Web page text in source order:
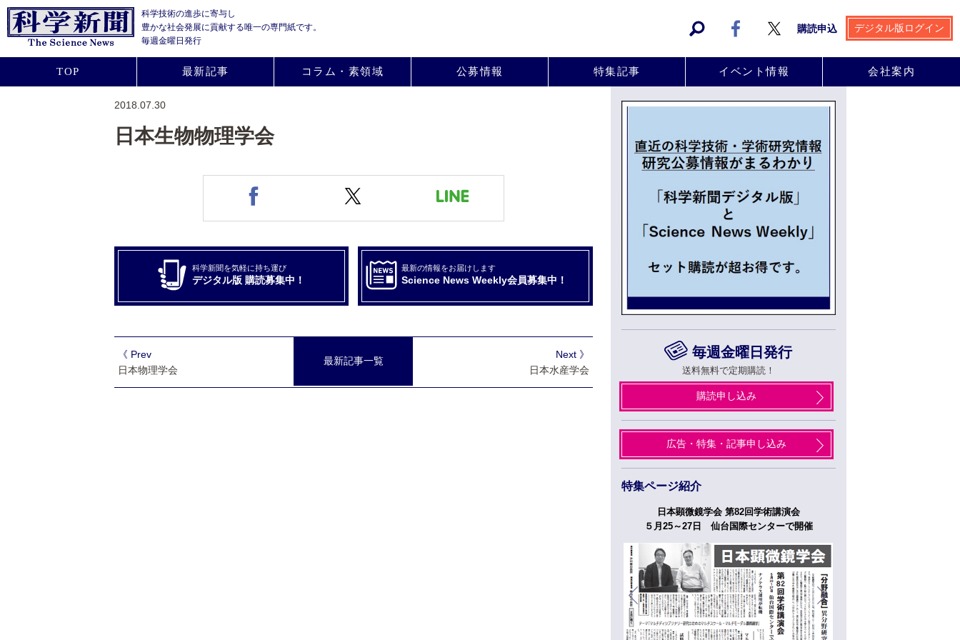
科学技術の進歩に寄与し
豊かな社会発展に貢献する唯一の専門紙です。
毎週金曜日発行
購読申込 デジタル版ログイン
TOP 最新記事 コラム・素領域 公募情報 特集記事 イベント情報 会社案内
2018.07.30
日本生物物理学会
科学新聞を気軽に持ち運び
デジタル版 購読募集中！
最新の情報をお届けします
Science News Weekly会員募集中！
最新記事一覧
Next 》
日本水産学会
《 Prev
日本物理学会
毎週金曜日発行
送料無料で定期購読！
購読申し込み
広告・特集・記事申し込み
特集ページ紹介
日本顕微鏡学会 第82回学術講演会
５月25～27日 仙台国際センターで開催